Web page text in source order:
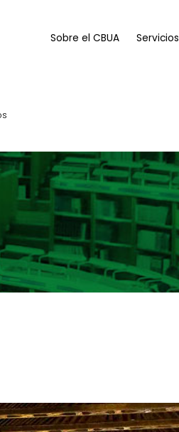
Sobre el CBUA Servicios